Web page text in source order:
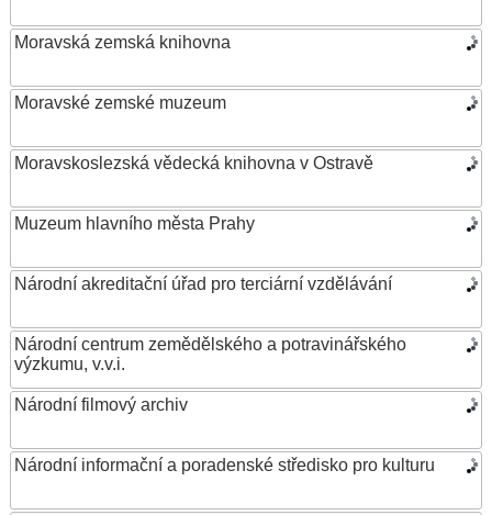
Moravská zemská knihovna
Moravské zemské muzeum
Moravskoslezská vědecká knihovna v Ostravě
Muzeum hlavního města Prahy
Národní akreditační úřad pro terciární vzdělávání
Národní centrum zemědělského a potravinářského
výzkumu, v.v.i.
Národní filmový archiv
Národní informační a poradenské středisko pro kulturu